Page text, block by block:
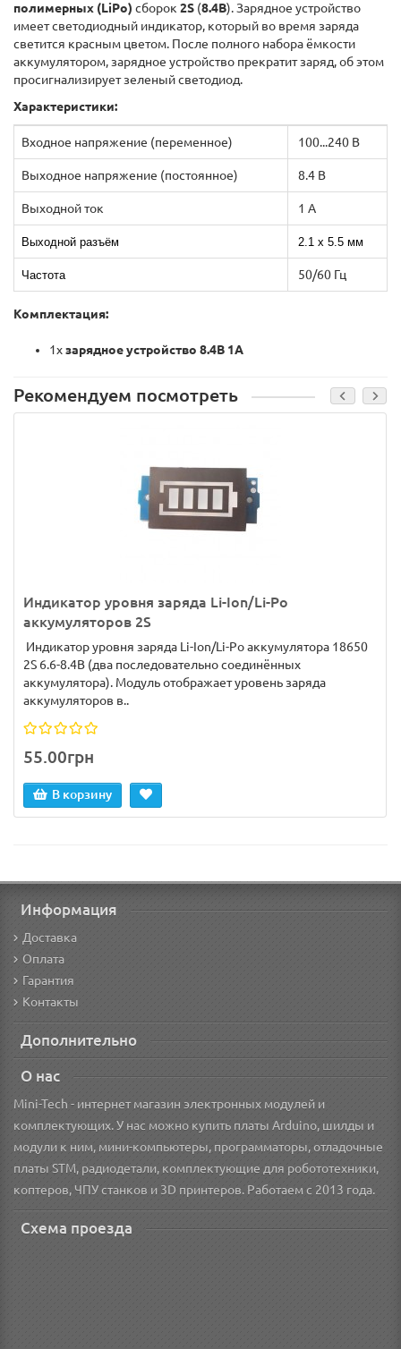
полимерных (LiPo) сборок 2S (8.4В).Зарядное устройство
имеет светодиодный индикатор, который во время заряда
светится красным цветом. После полного набора ёмкости
аккумулятором, зарядное устройство прекратит заряд, об этом
просигнализирует зеленый светодиод.
Характеристики:
Входное напряжение (переменное) 100...240 В
Выходное напряжение (постоянное) 8.4 В
Выходной ток 1 А
Выходной разъём 2.1 х 5.5 мм
Частота 50/60 Гц
Комплектация:
1xзарядное устройство 8.4В 1А
Рекомендуем посмотреть
Индикатор уровня заряда Li-Ion/Li-Po
аккумуляторов 2S
Индикатор уровня заряда Li-Ion/Li-Po аккумулятора 18650
2S 6.6-8.4В (два последовательно соединённых
аккумулятора). Модуль отображает уровень заряда
аккумуляторов в..
55.00грн
В корзину
Информация
Доставка
Оплата
Гарантия
Контакты
Дополнительно
О нас
Mini-Tech - интернет магазин электронных модулей и
комплектующих. У нас можно купить платы Arduino, шилды и
модули к ним, мини-компьютеры, программаторы, отладочные
платы STM, радиодетали, комплектующие для робототехники,
коптеров, ЧПУ станков и 3D принтеров. Работаем с 2013 года.
Схема проезда